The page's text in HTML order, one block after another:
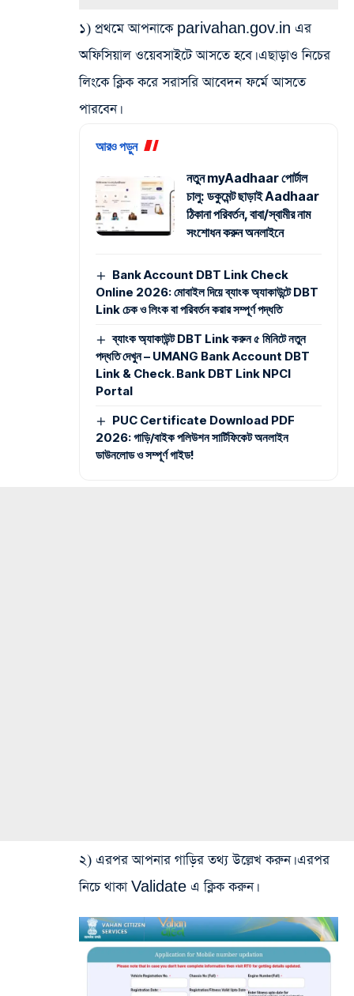
১) প্রথমে আপনাকে parivahan.gov.in এর
অফিসিয়াল ওয়েবসাইটে আসতে হবে। এছাড়াও নিচের
লিংকে ক্লিক করে সরাসরি আবেদন ফর্মে আসতে
পারবেন।
আরও পড়ুন
নতুন myAadhaar পোর্টাল
চালু: ডকুমেন্ট ছাড়াই Aadhaar
ঠিকানা পরিবর্তন, বাবা/স্বামীর নাম
সংশোধন করুন অনলাইনে
Bank Account DBT Link Check
Online 2026: মোবাইল দিয়ে ব্যাংক অ্যাকাউন্টে DBT
Link চেক ও লিংক বা পরিবর্তন করার সম্পূর্ণ পদ্ধতি
ব্যাংক অ্যাকাউন্ট DBT Link করুন ৫ মিনিটে নতুন
পদ্ধতি দেখুন – UMANG Bank Account DBT
Link & Check. Bank DBT Link NPCI
Portal
PUC Certificate Download PDF
2026: গাড়ি/বাইক পলিউশন সার্টিফিকেট অনলাইন
ডাউনলোড ও সম্পূর্ণ গাইড!
২) এরপর আপনার গাড়ির তথ্য উল্লেখ করুন। এরপর
নিচে থাকা Validate এ ক্লিক করুন।